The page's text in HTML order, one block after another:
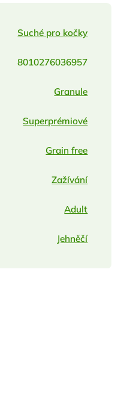
Suché pro kočky
8010276036957
Granule
Superprémiové
Grain free
Zažívání
Adult
Jehněčí